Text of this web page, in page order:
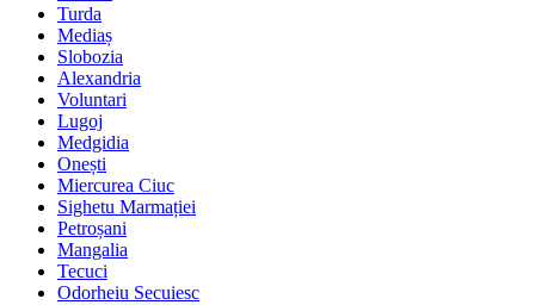
Turda
Mediaș
Slobozia
Alexandria
Voluntari
Lugoj
Medgidia
Onești
Miercurea Ciuc
Sighetu Marmației
Petroșani
Mangalia
Tecuci
Odorheiu Secuiesc